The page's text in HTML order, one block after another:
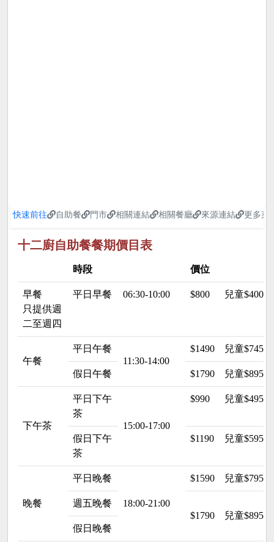
快速前往 自助餐 門市 相關連結 相關餐廳 來源連結 更多菜
十二廚自助餐餐期價目表
時段 價位
早餐
只提供週
二至週四
平日早餐 06:30-10:00 $800 兒童$400
午餐
平日午餐
11:30-14:00
$1490 兒童$745
假日午餐 $1790 兒童$895
下午茶
平日下午
茶
15:00-17:00
$990 兒童$495
假日下午
茶
$1190 兒童$595
晚餐
平日晚餐
18:00-21:00
$1590 兒童$795
週五晚餐
$1790
兒童$895
假日晚餐